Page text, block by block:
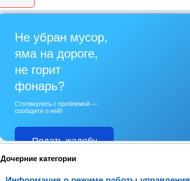
Не убран мусор,
яма на дороге,
не горит
фонарь?
Столкнулись с проблемой —
сообщите о ней!
Подать жалобу
Дочерние категории